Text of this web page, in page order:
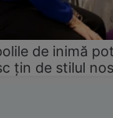
de inimă
țin de stilul